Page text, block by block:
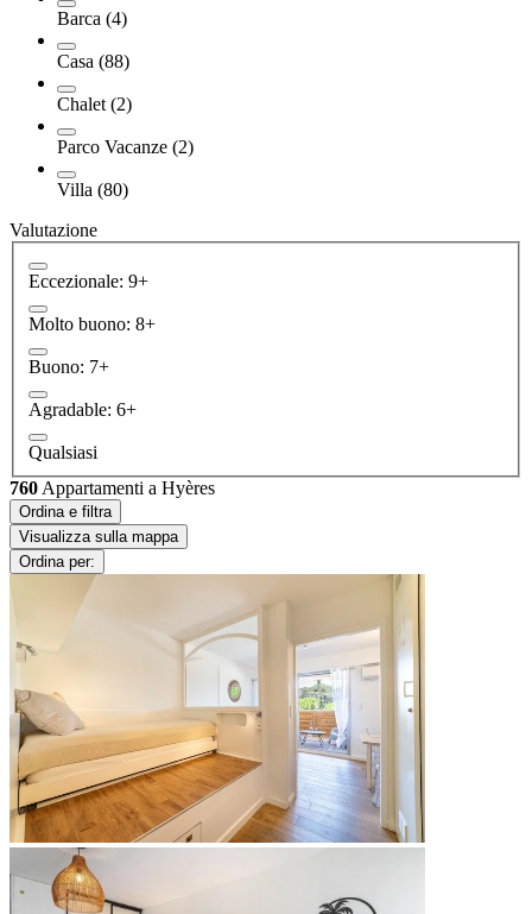
Barca (4)
Casa (88)
Chalet (2)
Parco Vacanze (2)
Villa (80)
Valutazione
Eccezionale: 9+
Molto buono: 8+
Buono: 7+
Agradable: 6+
Qualsiasi
760 Appartamenti a Hyères
Ordina e filtra
Visualizza sulla mappa
Ordina per: